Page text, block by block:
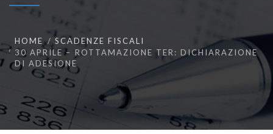
HOME
SCADENZE FISCALI
30 APRILE – ROTTAMAZIONE TER: DICHIARAZIONE
DI ADESIONE